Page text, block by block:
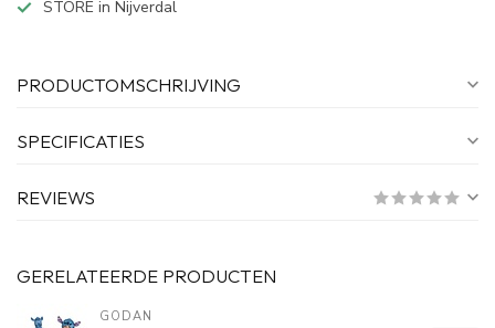
STORE in Nijverdal
PRODUCTOMSCHRIJVING
SPECIFICATIES
REVIEWS
GERELATEERDE PRODUCTEN
GODAN